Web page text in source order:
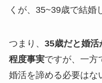
くが、35~39歳で結婚
つまり、 35歳だと婚活
程度事実ですが、一方
婚活を諦める必要はな